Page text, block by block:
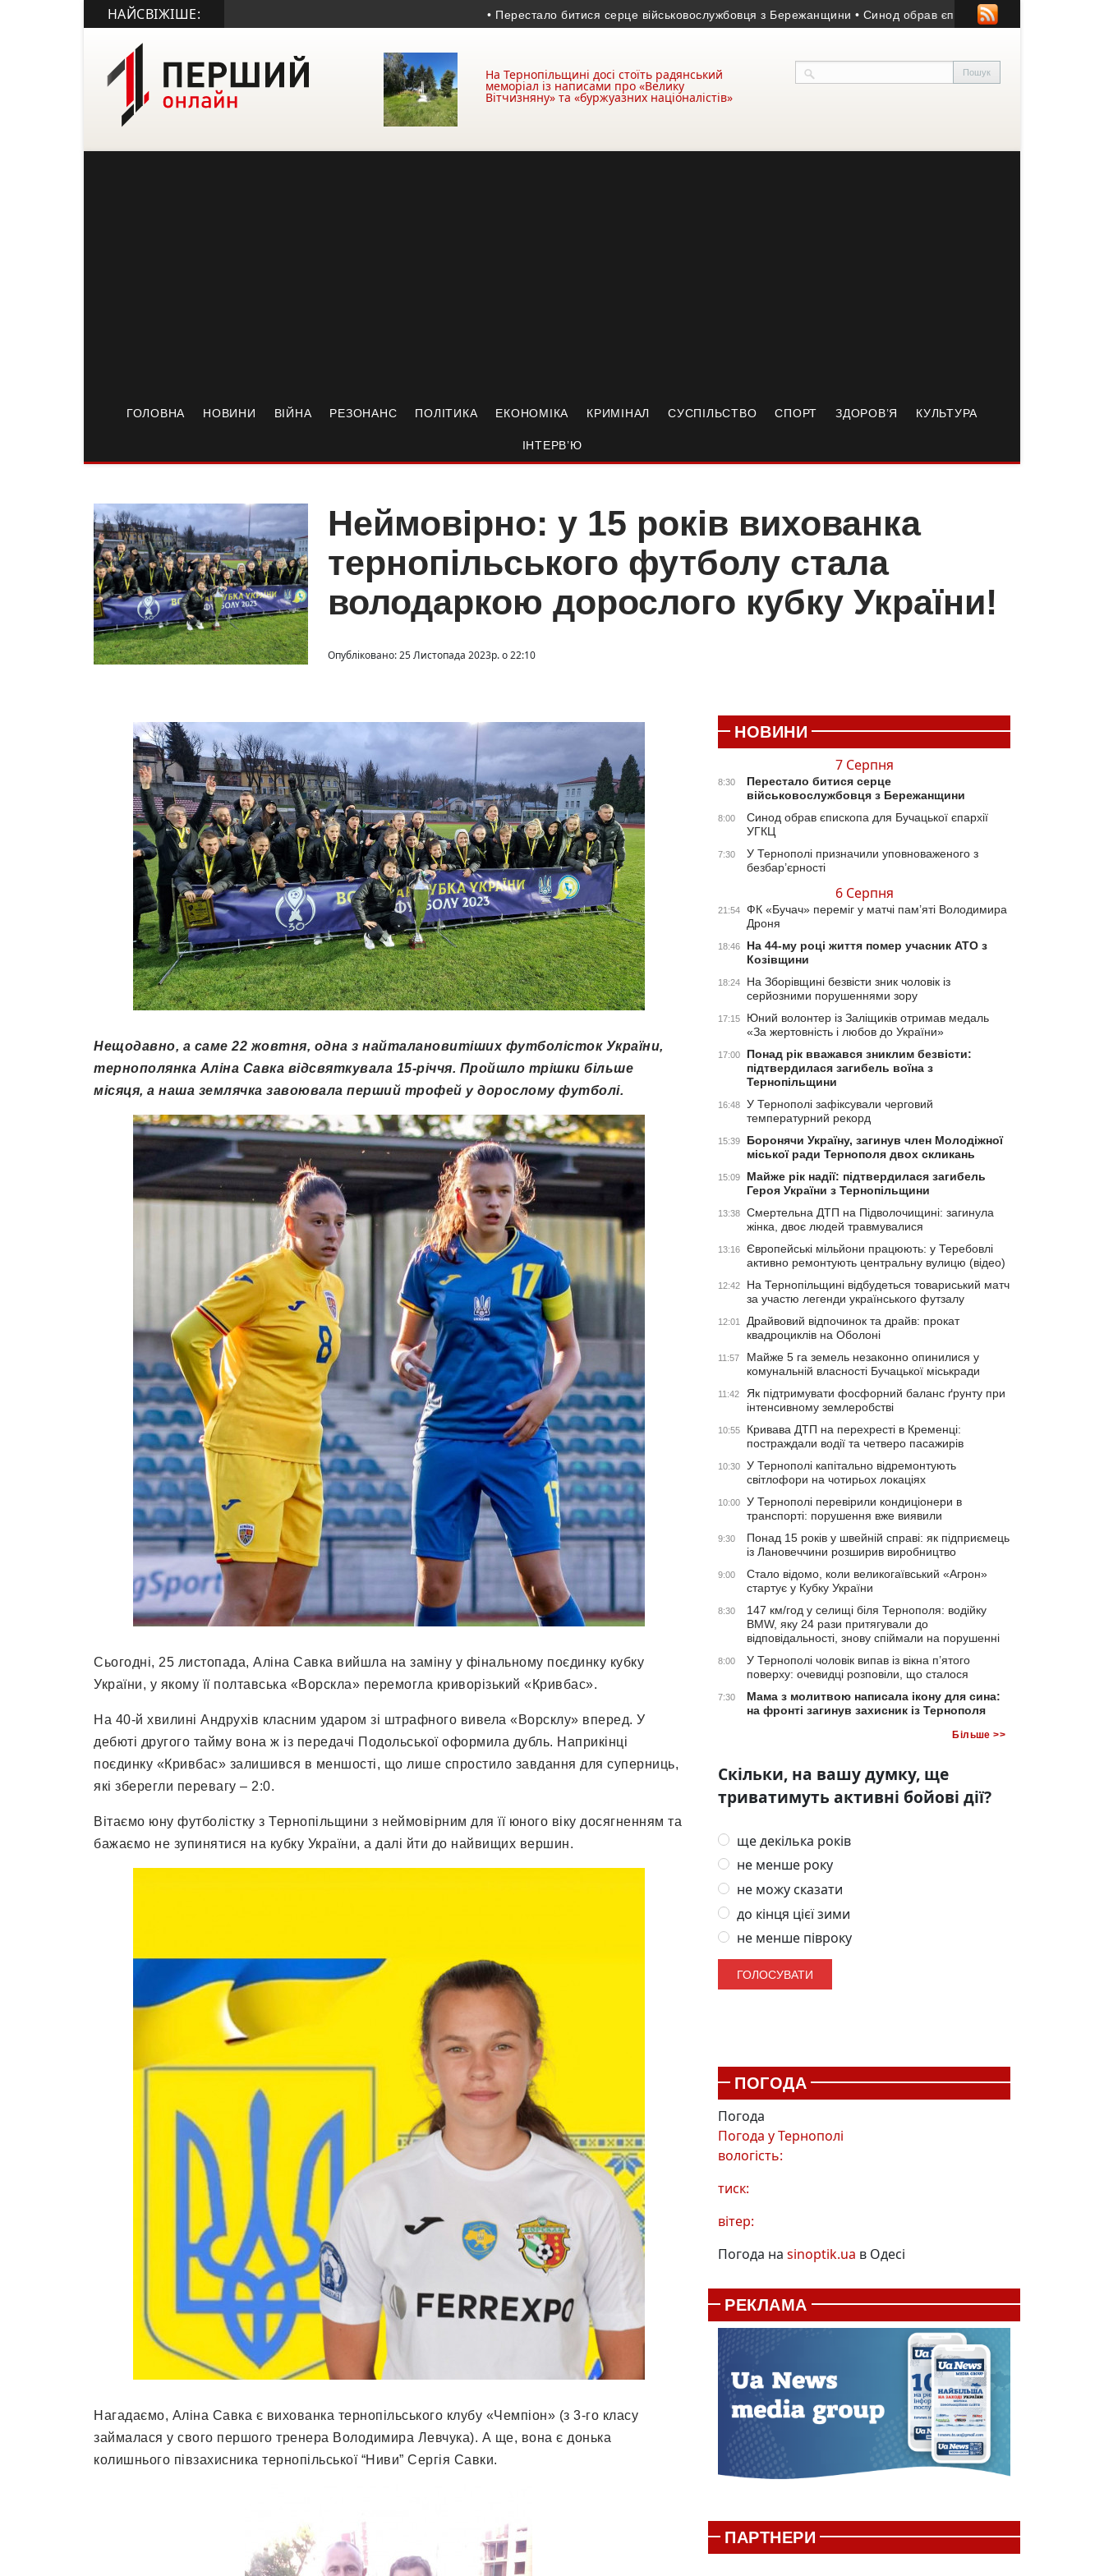
НАЙСВІЖІШЕ: • Перестало битися серце військовослужбовця з Бережанщини • Синод обрав єпископа для Бучацької єпархії
На Тернопільщині досі стоїть радянський
меморіал із написами про «Велику
Вітчизняну» та «буржуазних націоналістів»
ГОЛОВНА НОВИНИ ВІЙНА РЕЗОНАНС ПОЛІТИКА ЕКОНОМІКА КРИМІНАЛ СУСПІЛЬСТВО СПОРТ ЗДОРОВ’Я КУЛЬТУРА
ІНТЕРВ’Ю
Неймовірно: у 15 років вихованка
тернопільського футболу стала
володаркою дорослого кубку України!
Опубліковано: 25 Листопада 2023р. о 22:10
Нещодавно, а саме 22 жовтня, одна з найталановитіших футболісток України,
тернополянка Аліна Савка відсвяткувала 15-річчя. Пройшло трішки більше
місяця, а наша землячка завоювала перший трофей у дорослому футболі.
Сьогодні, 25 листопада, Аліна Савка вийшла на заміну у фінальному поєдинку кубку
України, у якому її полтавська «Ворскла» перемогла криворізький «Кривбас».
На 40-й хвилині Андрухів класним ударом зі штрафного вивела «Ворсклу» вперед. У
дебюті другого тайму вона ж із передачі Подольської оформила дубль. Наприкінці
поєдинку «Кривбас» залишився в меншості, що лише спростило завдання для суперниць,
які зберегли перевагу – 2:0.
Вітаємо юну футболістку з Тернопільщини з неймовірним для її юного віку досягненням та
бажаємо не зупинятися на кубку України, а далі йти до найвищих вершин.
Нагадаємо, Аліна Савка є вихованка тернопільського клубу «Чемпіон» (з 3-го класу
займалася у свого першого тренера Володимира Левчука). А ще, вона є донька
колишнього півзахисника тернопільської “Ниви” Сергія Савки.
НОВИНИ
7 Серпня
8:30
Перестало битися серце
військовослужбовця з Бережанщини
8:00
Синод обрав єпископа для Бучацької єпархії
УГКЦ
7:30
У Тернополі призначили уповноваженого з
безбар’єрності
6 Серпня
21:54
ФК «Бучач» переміг у матчі пам’яті Володимира
Дроня
18:46
На 44-му році життя помер учасник АТО з
Козівщини
18:24
На Зборівщині безвісти зник чоловік із
серйозними порушеннями зору
17:15
Юний волонтер із Заліщиків отримав медаль
«За жертовність і любов до України»
17:00
Понад рік вважався зниклим безвісти:
підтвердилася загибель воїна з
Тернопільщини
16:48
У Тернополі зафіксували черговий
температурний рекорд
15:39
Боронячи Україну, загинув член Молодіжної
міської ради Тернополя двох скликань
15:09
Майже рік надії: підтвердилася загибель
Героя України з Тернопільщини
13:38
Смертельна ДТП на Підволочищині: загинула
жінка, двоє людей травмувалися
13:16
Європейські мільйони працюють: у Теребовлі
активно ремонтують центральну вулицю (відео)
12:42
На Тернопільщині відбудеться товариський матч
за участю легенди українського футзалу
12:01
Драйвовий відпочинок та драйв: прокат
квадроциклів на Оболоні
11:57
Майже 5 га земель незаконно опинилися у
комунальній власності Бучацької міськради
11:42
Як підтримувати фосфорний баланс ґрунту при
інтенсивному землеробстві
10:55
Кривава ДТП на перехресті в Кременці:
постраждали водії та четверо пасажирів
10:30
У Тернополі капітально відремонтують
світлофори на чотирьох локаціях
10:00
У Тернополі перевірили кондиціонери в
транспорті: порушення вже виявили
9:30
Понад 15 років у швейній справі: як підприємець
із Лановеччини розширив виробництво
9:00
Стало відомо, коли великогаївський «Агрон»
стартує у Кубку України
8:30
147 км/год у селищі біля Тернополя: водійку
BMW, яку 24 рази притягували до
відповідальності, знову спіймали на порушенні
8:00
У Тернополі чоловік випав із вікна п’ятого
поверху: очевидці розповіли, що сталося
7:30
Мама з молитвою написала ікону для сина:
на фронті загинув захисник із Тернополя
Більше >>
Скільки, на вашу думку, ще
триватимуть активні бойові дії?
ще декілька років
не менше року
не можу сказати
до кінця цієї зими
не менше півроку
ПОГОДА
Погода
Погода уТернополі
вологість:
тиск:
вітер:
Погода на sinoptik.ua в Одесі
РЕКЛАМА
ПАРТНЕРИ